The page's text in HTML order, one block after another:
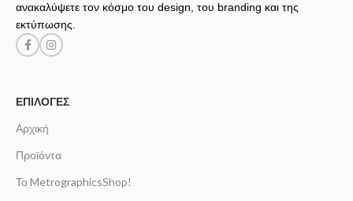
ανακαλύψετε τον κόσμο του design, του branding και της
εκτύπωσης.
ΕΠΙΛΟΓΈΣ
Αρχική
Προϊόντα
Το MetrographicsShop!